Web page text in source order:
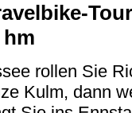
hm
rollen Sie
Kulm, dann